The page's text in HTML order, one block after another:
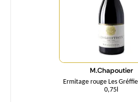
M.Chapoutier
Ermitage rouge Les
0,75l